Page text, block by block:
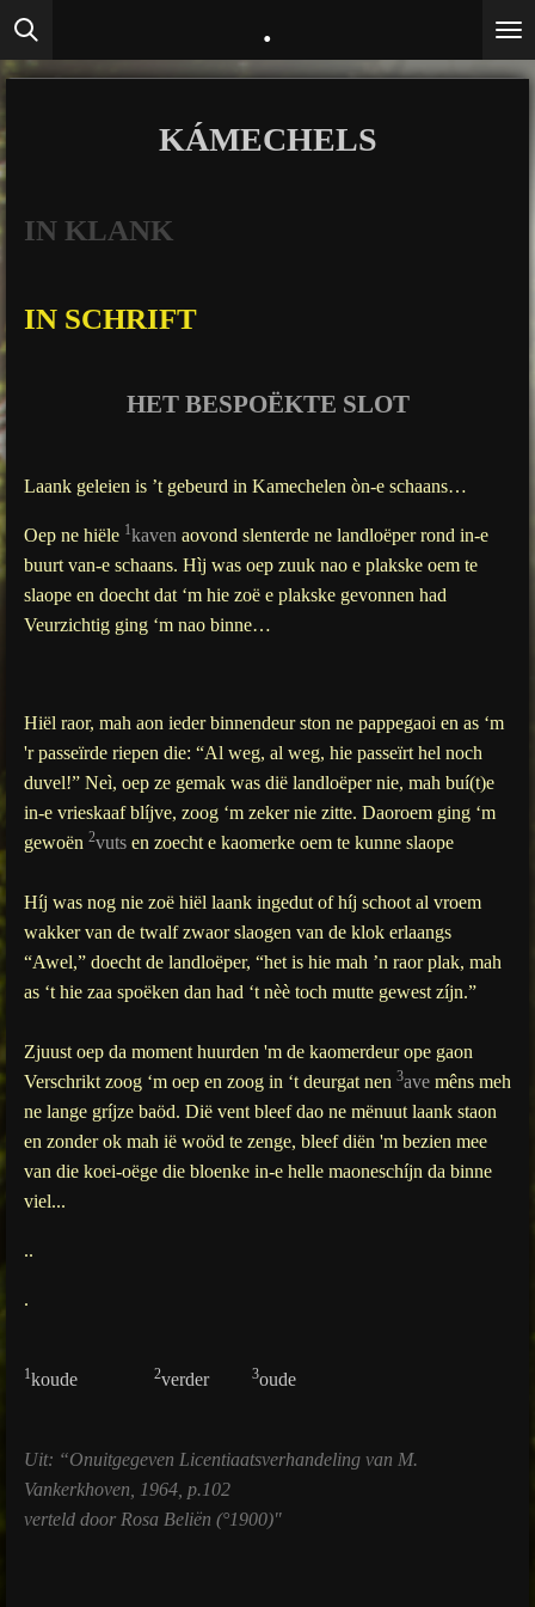
Ga
direct
naar
.
KÁMECHELS
IN KLANK
IN SCHRIFT
HET BESPOËKTE SLOT
Laank geleien is ’t gebeurd in Kamechelen òn-e schaans…
Oep ne hiële 1kaven aovond slenterde ne landloëper rond in-e
buurt van-e schaans. Hìj was oep zuuk nao e plakske oem te
slaope en doecht dat ‘m hie zoë e plakske gevonnen had
Veurzichtig ging ‘m nao binne…
Hiël raor, mah aon ieder binnendeur ston ne pappegaoi en as ‘m
'r passeïrde riepen die: “Al weg, al weg, hie passeïrt hel noch
duvel!” Neì, oep ze gemak was dië landloëper nie, mah buí(t)e
in-e vrieskaaf blíjve, zoog ‘m zeker nie zitte. Daoroem ging ‘m
gewoën 2vuts en zoecht e kaomerke oem te kunne slaope
Híj was nog nie zoë hiël laank ingedut of híj schoot al vroem
wakker van de twalf zwaor slaogen van de klok erlaangs
“Awel,” doecht de landloëper, “het is hie mah ’n raor plak, mah
as ‘t hie zaa spoëken dan had ‘t nèè toch mutte gewest zíjn.”
Zjuust oep da moment huurden 'm de kaomerdeur ope gaon
Verschrikt zoog ‘m oep en zoog in ‘t deurgat nen 3ave mêns meh
ne lange gríjze baöd. Dië vent bleef dao ne mënuut laank staon
en zonder ok mah ië woöd te zenge, bleef diën 'm bezien mee
van die koei-oëge die bloenke in-e helle maoneschíjn da binne
viel...
..
.
1koude 2verder 3oude
Uit: “Onuitgegeven Licentiaatsverhandeling van M.
Vankerkhoven, 1964, p.102
verteld door Rosa Beliën (°1900)"